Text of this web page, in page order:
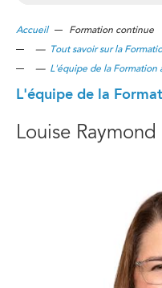
Accueil
Formation continue
— Tout savoir sur la
— L'équipe de la Formation
L'équipe de la
Louise Raymond